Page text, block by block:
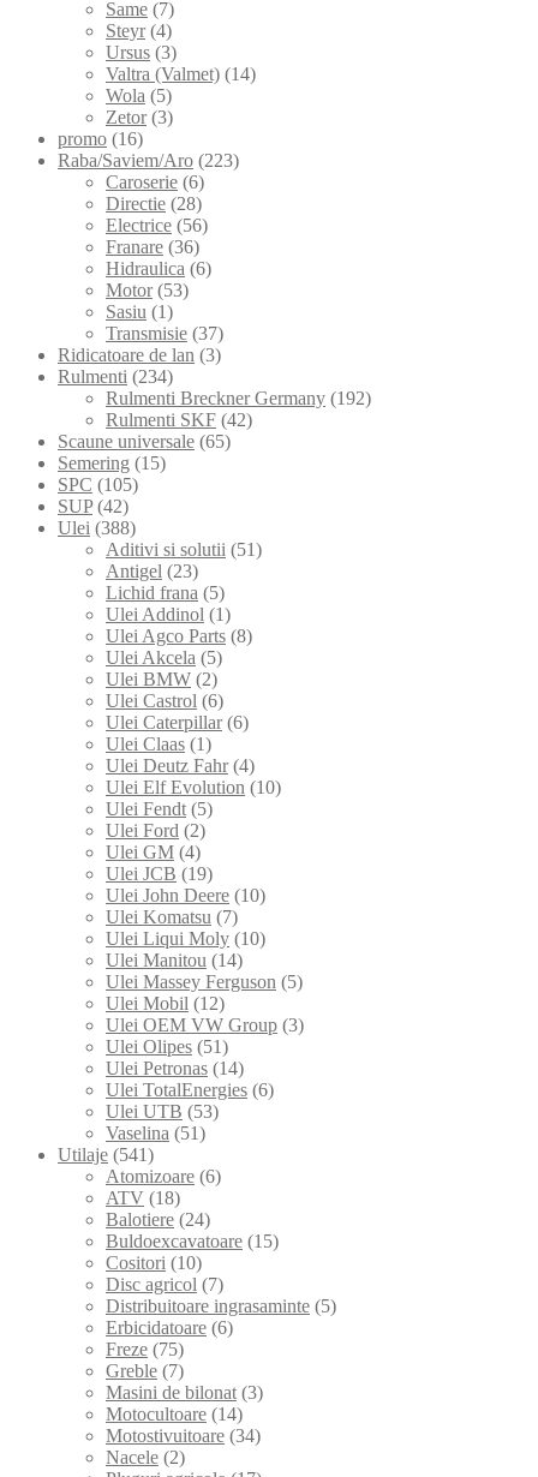
Same (7)
Steyr (4)
Ursus (3)
Valtra (Valmet) (14)
Wola (5)
Zetor (3)
promo (16)
Raba/Saviem/Aro (223)
Caroserie (6)
Directie (28)
Electrice (56)
Franare (36)
Hidraulica (6)
Motor (53)
Sasiu (1)
Transmisie (37)
Ridicatoare de lan (3)
Rulmenti (234)
Rulmenti Breckner Germany (192)
Rulmenti SKF (42)
Scaune universale (65)
Semering (15)
SPC (105)
SUP (42)
Ulei (388)
Aditivi si solutii (51)
Antigel (23)
Lichid frana (5)
Ulei Addinol (1)
Ulei Agco Parts (8)
Ulei Akcela (5)
Ulei BMW (2)
Ulei Castrol (6)
Ulei Caterpillar (6)
Ulei Claas (1)
Ulei Deutz Fahr (4)
Ulei Elf Evolution (10)
Ulei Fendt (5)
Ulei Ford (2)
Ulei GM (4)
Ulei JCB (19)
Ulei John Deere (10)
Ulei Komatsu (7)
Ulei Liqui Moly (10)
Ulei Manitou (14)
Ulei Massey Ferguson (5)
Ulei Mobil (12)
Ulei OEM VW Group (3)
Ulei Olipes (51)
Ulei Petronas (14)
Ulei TotalEnergies (6)
Ulei UTB (53)
Vaselina (51)
Utilaje (541)
Atomizoare (6)
ATV (18)
Balotiere (24)
Buldoexcavatoare (15)
Cositori (10)
Disc agricol (7)
Distribuitoare ingrasaminte (5)
Erbicidatoare (6)
Freze (75)
Greble (7)
Masini de bilonat (3)
Motocultoare (14)
Motostivuitoare (34)
Nacele (2)